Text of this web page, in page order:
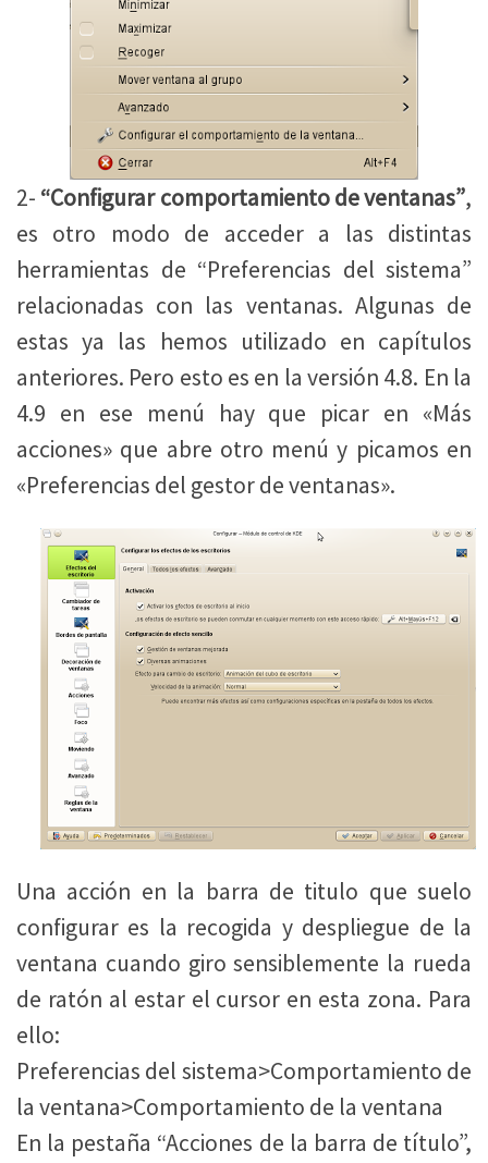
2- “Configurar comportamiento de ventanas”,
es otro modo de acceder a las distintas
herramientas de “Preferencias del sistema”
relacionadas con las ventanas. Algunas de
estas ya las hemos utilizado en capítulos
anteriores. Pero esto es en la versión 4.8. En la
4.9 en ese menú hay que picar en «Más
acciones» que abre otro menú y picamos en
«Preferencias del gestor de ventanas».
Una acción en la barra de titulo que suelo
configurar es la recogida y despliegue de la
ventana cuando giro sensiblemente la rueda
de ratón al estar el cursor en esta zona. Para
ello:
Preferencias del sistema>Comportamiento de
la ventana>Comportamiento de la ventana
En la pestaña “Acciones de la barra de título”,